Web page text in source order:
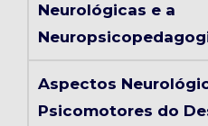
Neurológicas e a
Aspectos
Psicomotores do